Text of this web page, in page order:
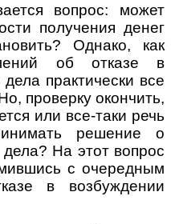
вопрос: может
получения денег
Однако, как
об отказе в
практически все
проверку окончить,
или все-таки речь
решение о
На этот вопрос
с очередным
в возбуждении